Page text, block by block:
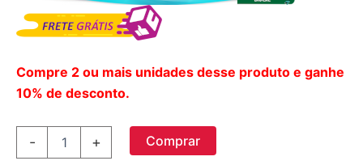
Compre 2 ou mais unidades desse produto e ganhe
10% de desconto.
- + Comprar